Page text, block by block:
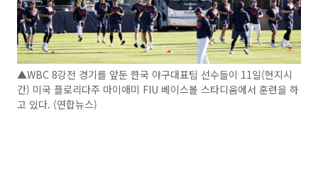
▲WBC 8강전 경기를 앞둔 한국 야구대표팀 선수들이 11일(현지시
간) 미국 플로리다주 마이애미 FIU 베이스볼 스타디움에서 훈련을 하
고 있다. (연합뉴스)